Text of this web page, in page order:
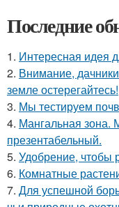
Последние
1. Интересная идея
2. Внимание,
земле остерегайтесь!
3. Мы тестируем
4. Мангальная зона.
презентабельный.
5. Удобрение, чтобы
6. Комнатные
7. Для успешной